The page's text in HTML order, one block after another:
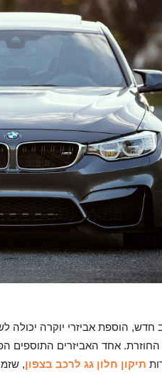
הוספת אביזרי יוקרה יכולה
אחד האביזרים התוספים
תיקון חלון גג לרכב בצפון,